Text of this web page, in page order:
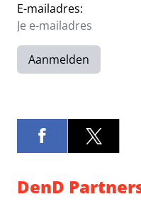
E-mailadres:
Aanmelden
DenD